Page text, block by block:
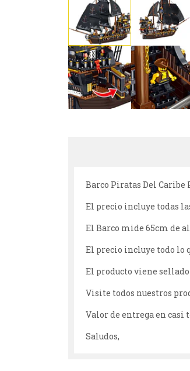
Barco Piratas Del Caribe
El precio incluye todas
El Barco mide 65cm de
El precio incluye todo lo
El producto viene
Visite todos nuestros
Valor de entrega en casi
Saludos,